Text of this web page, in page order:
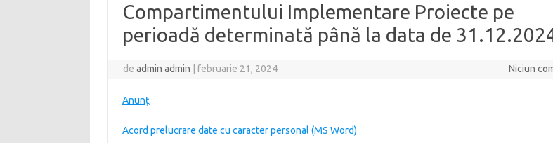
Compartimentului Implementare Proiecte pe
perioadă determinată până la data de
deadmin admin februarie 21, 2024 Niciun
Anunț
Acord prelucrare date cu caracter personal (MS Word)